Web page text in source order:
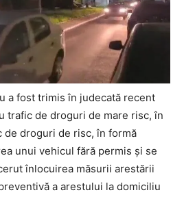
a fost trimis în judecată recent
trafic de droguri de mare risc, în
de droguri de risc, în formă
unui vehicul fără permis și se
înlocuirea măsurii arestării
a arestului la domiciliu